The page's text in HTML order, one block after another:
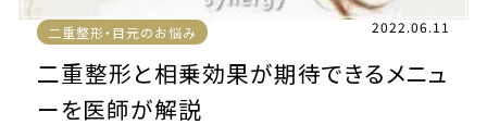
二重整形・目元のお悩み 2022.06.11
二重整形と相乗効果が期待できるメニュ
ーを医師が解説